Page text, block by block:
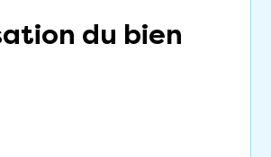
du bien